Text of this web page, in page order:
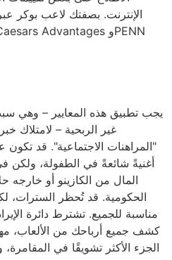
الإنترنت. بصفتك لاعب بوكر
يجب تطبيق هذه المعايير – وهي
غير الربحية – لامتلاك
"المراهنات الاجتماعية". قد
أغنيةً شائعةً في الطفولة، ولكن
المال من الكازينو أو خارجه
الحكومية. قد تُحظر السترات،
مناسبة للجميع. تشترط دائرة
كشف جميع أرباحك من الألعاب،
الجزء الأكثر تشويقًا في